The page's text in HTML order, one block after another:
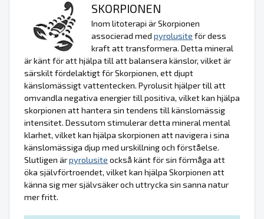
SKORPIONEN
Inom litoterapi är Skorpionen
associerad med pyrolusite för dess
kraft att transformera. Detta mineral
är känt för att hjälpa till att balansera känslor, vilket är
särskilt fördelaktigt för Skorpionen, ett djupt
känslomässigt vattentecken. Pyrolusit hjälper till att
omvandla negativa energier till positiva, vilket kan hjälpa
skorpionen att hantera sin tendens till känslomässig
intensitet. Dessutom stimulerar detta mineral mental
klarhet, vilket kan hjälpa skorpionen att navigera i sina
känslomässiga djup med urskillning och förståelse.
Slutligen ärpyrolusite också känt för sin förmåga att
öka självförtroendet, vilket kan hjälpa Skorpionen att
känna sig mer självsäker och uttrycka sin sanna natur
mer fritt.